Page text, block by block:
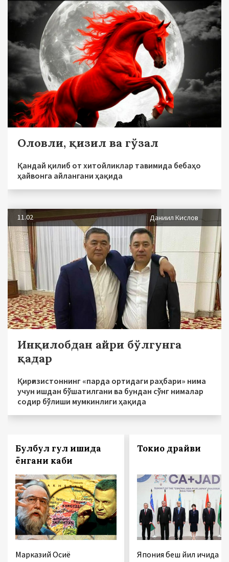
Оловли, қизил ва гўзал
Қандай қилиб от хитойликлар тавимида бебаҳо
ҳайвонга айлангани ҳақида
11.02 Даниил Кислов
Инқилобдан айри бўлгунга
қадар
Қирғизистоннинг «парда ортидаги раҳбари» нима
учун ишдан бўшатилгани ва бундан сўнг нималар
содир бўлиши мумкинлиги ҳақида
Булбул гул ишқида
ёнгани каби
Марказий Осиё
Токио драйви
Япония беш йил ичида